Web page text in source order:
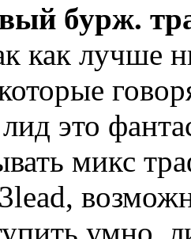
бурж.
как лучше
лид это
микс
умно,